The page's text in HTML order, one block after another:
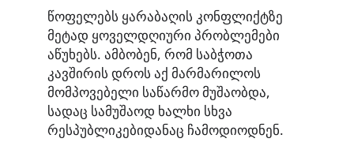
წოფელებს ყარაბაღის კონფლიქტზე
მეტად ყოველდღიური პრობლემები
აწუხებს. ამბობენ, რომ საბჭოთა
კავშირის დროს აქ მარმარილოს
მომპოვებელი საწარმო მუშაობდა,
სადაც სამუშაოდ ხალხი სხვა
რესპუბლიკებიდანაც ჩამოდიოდნენ.